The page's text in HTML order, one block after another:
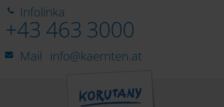
Infolinka
+43 463 3000
Mail info@kaernten.at